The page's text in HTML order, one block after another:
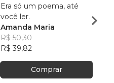
Era só um poema, até
você ler.
Amanda Maria
R$ 50,30
R$ 39,82
Comprar
Ana
R$